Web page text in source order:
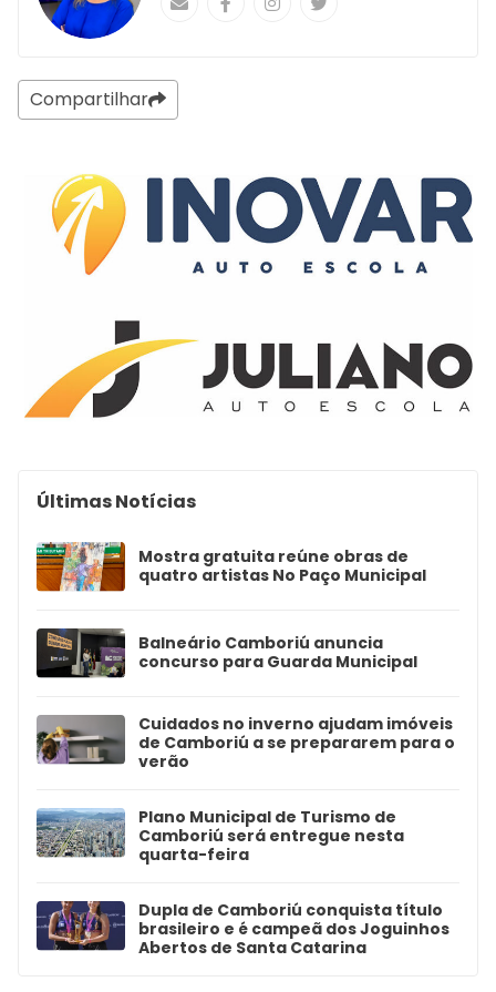
Compartilhar
Últimas Notícias
Mostra gratuita reúne obras de
quatro artistas No Paço Municipal
Balneário Camboriú anuncia
concurso para Guarda Municipal
Cuidados no inverno ajudam imóveis
de Camboriú a se prepararem para o
verão
Plano Municipal de Turismo de
Camboriú será entregue nesta
quarta-feira
Dupla de Camboriú conquista título
brasileiro e é campeã dos Joguinhos
Abertos de Santa Catarina